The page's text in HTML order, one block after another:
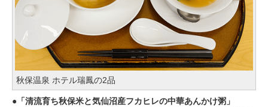
秋保温泉 ホテル瑞鳳の2品
「清流育ち秋保米と気仙沼産フカヒレの中華あんかけ粥」